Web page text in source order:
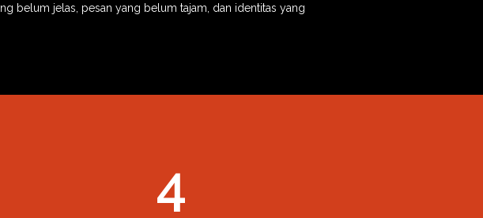
belum jelas, pesan yang belum tajam, dan identitas yang
4